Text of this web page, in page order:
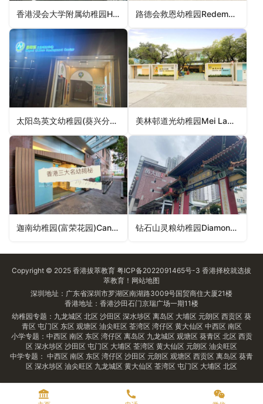
香港浸会大学附属幼稚园Hong Kong Baptist University – Kindergarten（幼稚园） 路德会救恩幼稚园Redemption Lutheran Kindergarten（黄大仙区幼稚园）
太阳岛英文幼稚园(葵兴分校)Sun Island English Kindergarten (Kwai Hing Branch)（葵青区幼稚园） 美林邨道光幼稚园Mei Lam Estate To Kwong Kindergarten（沙田区幼稚园）
迦南幼稚园(富荣花园)Cannan Kindergarten (Charming Garden)（油尖旺区幼稚园） 钻石山灵粮幼稚园Diamond Hill Ling Liang Kindergarten（黄大仙区幼稚园）
Copyright © 2025 香港拔萃教育 粤ICP备2022091465号-3 香港择校就选拔
萃教育！ 网站地图
深圳地址：广东省深圳市罗湖区南湖路3009号国贸商住大厦21楼
香港地址：香港沙田石门京瑞广场一期11楼
幼稚园专题： 九龙城区 北区 沙田区 深水埗区 离岛区 大埔区 元朗区 西贡区 葵
青区 屯门区 东区 观塘区 油尖旺区 荃湾区 湾仔区 黄大仙区 中西区 南区
小学专题： 中西区 南区 东区 湾仔区 离岛区 九龙城区 观塘区 葵青区 北区 西贡
区 深水埗区 沙田区 屯门区 大埔区 荃湾区 黄大仙区 元朗区 油尖旺区
中学专题： 中西区 南区 东区 湾仔区 沙田区 元朗区 观塘区 西贡区 离岛区 葵青
区 深水埗区 油尖旺区 九龙城区 黄大仙区 荃湾区 屯门区 大埔区 北区